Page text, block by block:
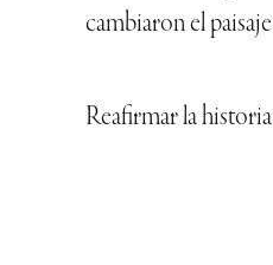
cambiaron el paisaje
Reafirmar la historia